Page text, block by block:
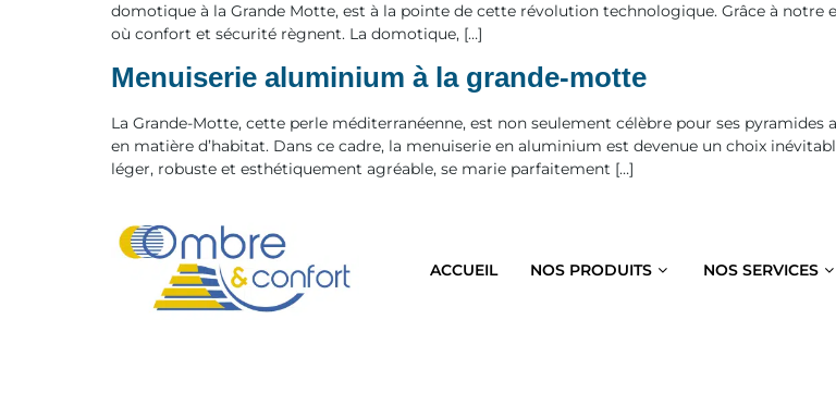
domotique à la Grande Motte, est à la pointe de cette révolution technologique. Grâce à
où confort et sécurité règnent. La domotique, […]
Menuiserie aluminium à la grande-motte
La Grande-Motte, cette perle méditerranéenne, est non seulement célèbre pour ses
en matière d’habitat. Dans ce cadre, la menuiserie en aluminium est devenue un choix
léger, robuste et esthétiquement agréable, se marie parfaitement […]
ACCUEIL NOS PRODUITS NOS SERVICES